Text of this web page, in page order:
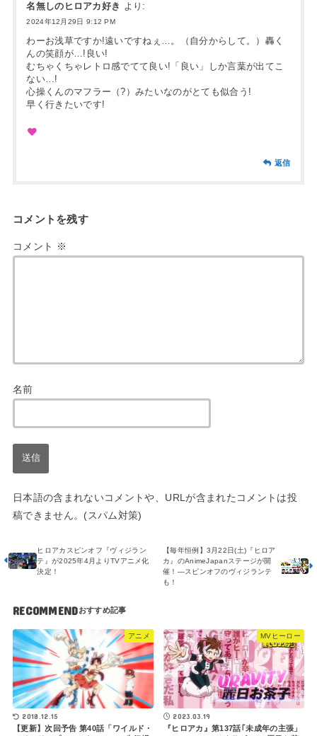
名無しのヒロアカ好き より:
2024年12月29日 9:12 PM
わーお浅草ですか!遠いですねぇ…。（自分からして。）轟く
んの笑顔が…!良い!
むちゃくちゃレトロ感でてて良い!「良い」しか言葉が出てこ
ない…!
心操くんのマフラー（?）みたいなのがとても似合う!
早く行きたいです!
返信
コメントを残す
コメント ※
名前
日本語の含まれないコメントや、URLが含まれたコメントは投
稿できません。(スパム対策)
【毎年恒例】3月22日(土)『ヒロア
カ』のAnimeJapanステージが開
催！―スピンオフのヴィジランテ
も！
ヒロアカスピンオフ『ヴィジラン
テ』が2025年4月よりTVアニメ化
決定！
RECOMMEND
アニメ
2018.12.15
【更新】次回予告 第40話「ワイルド・
MVヒーロー
2023.03.19
『ヒロアカ』第137話｢未成年の主張」